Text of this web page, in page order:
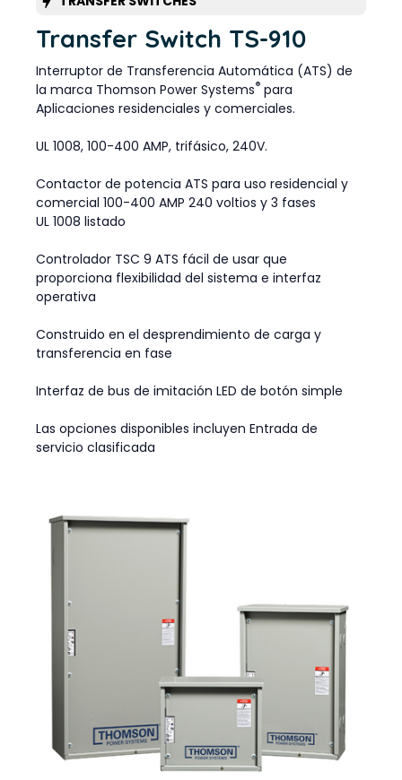
Transfer Switch TS-910
Interruptor de Transferencia Automática (ATS) de
la marca Thomson Power Systems® para
Aplicaciones residenciales y comerciales.
UL 1008, 100-400 AMP, trifásico, 240V.
Contactor de potencia ATS para uso residencial y
comercial 100-400 AMP 240 voltios y 3 fases
UL 1008 listado
Controlador TSC 9 ATS fácil de usar que
proporciona flexibilidad del sistema e interfaz
operativa
Construido en el desprendimiento de carga y
transferencia en fase
Interfaz de bus de imitación LED de botón simple
Las opciones disponibles incluyen Entrada de
servicio clasificada